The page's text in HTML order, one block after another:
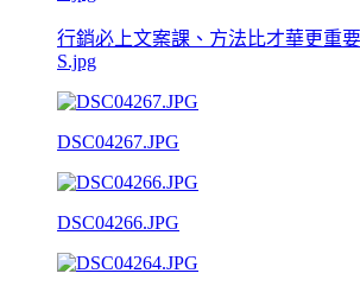
行銷必上文案課、方法比才華更重
S.jpg
DSC04267.JPG
DSC04266.JPG